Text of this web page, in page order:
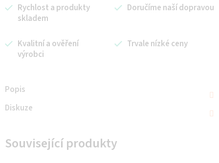
Rychlost a produkty
skladem
Doručíme naší dopravou
Kvalitní a ověření
výrobci
Trvale nízké ceny
Popis
Diskuze
Související produkty